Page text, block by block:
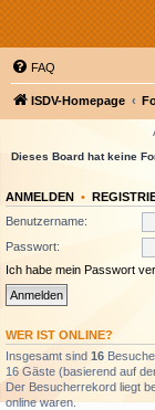
FAQ
ISDV-Homepage
Dieses Board hat keine
ANMELDEN •
Benutzername:
Passwort:
Ich habe mein Passwort
WER IST ONLINE?
Insgesamt sind 16
16 Gäste (basierend auf
Der Besucherrekord liegt
online waren.